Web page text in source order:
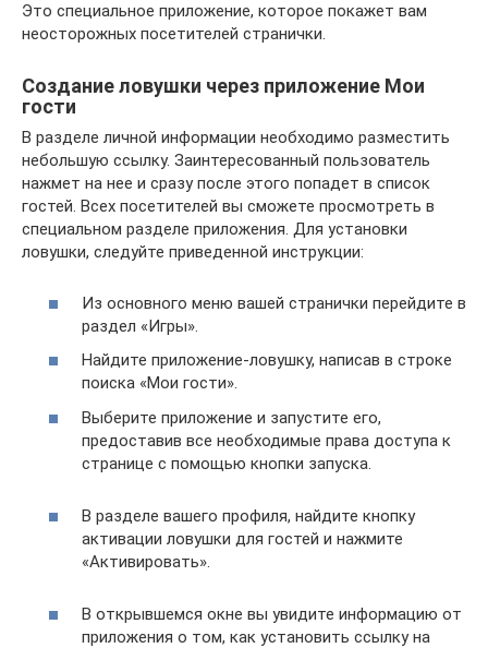
Это специальное приложение, которое покажет вам
неосторожных посетителей странички.
Создание ловушки через приложение Мои
гости
В разделе личной информации необходимо разместить
небольшую ссылку. Заинтересованный пользователь
нажмет на нее и сразу после этого попадет в список
гостей. Всех посетителей вы сможете просмотреть в
специальном разделе приложения. Для установки
ловушки, следуйте приведенной инструкции:
Из основного меню вашей странички перейдите в
раздел «Игры».
Найдите приложение-ловушку, написав в строке
поиска «Мои гости».
Выберите приложение и запустите его,
предоставив все необходимые права доступа к
странице с помощью кнопки запуска.
В разделе вашего профиля, найдите кнопку
активации ловушки для гостей и нажмите
«Активировать».
В открывшемся окне вы увидите информацию от
приложения о том, как установить ссылку на